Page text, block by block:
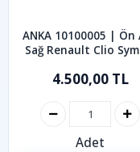
ANKA 10100005 | Ön
Sağ Renault Clio
4.500,00 TL
Adet